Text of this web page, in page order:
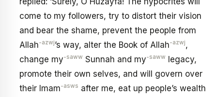
come to my followers, try to distort their vision
and bear the shame, prevent the people from
Allah-azwj’s way, alter the Book of Allah-azwj,
change my-saww Sunnah and my-saww legacy,
promote their own selves, and will govern over
their Imam-asws after me, eat up people’s wealth